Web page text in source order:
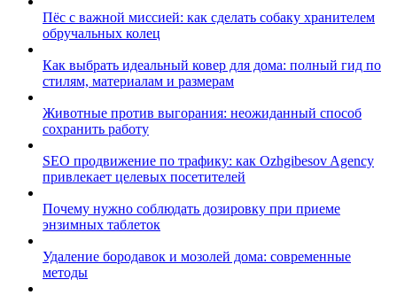
Пёс с важной миссией: как сделать собаку хранителем
обручальных колец
Как выбрать идеальный ковер для дома: полный гид по
стилям, материалам и размерам
Животные против выгорания: неожиданный способ
сохранить работу
SEO продвижение по трафику: как Ozhgibesov Agency
привлекает целевых посетителей
Почему нужно соблюдать дозировку при приеме
энзимных таблеток
Удаление бородавок и мозолей дома: современные
методы